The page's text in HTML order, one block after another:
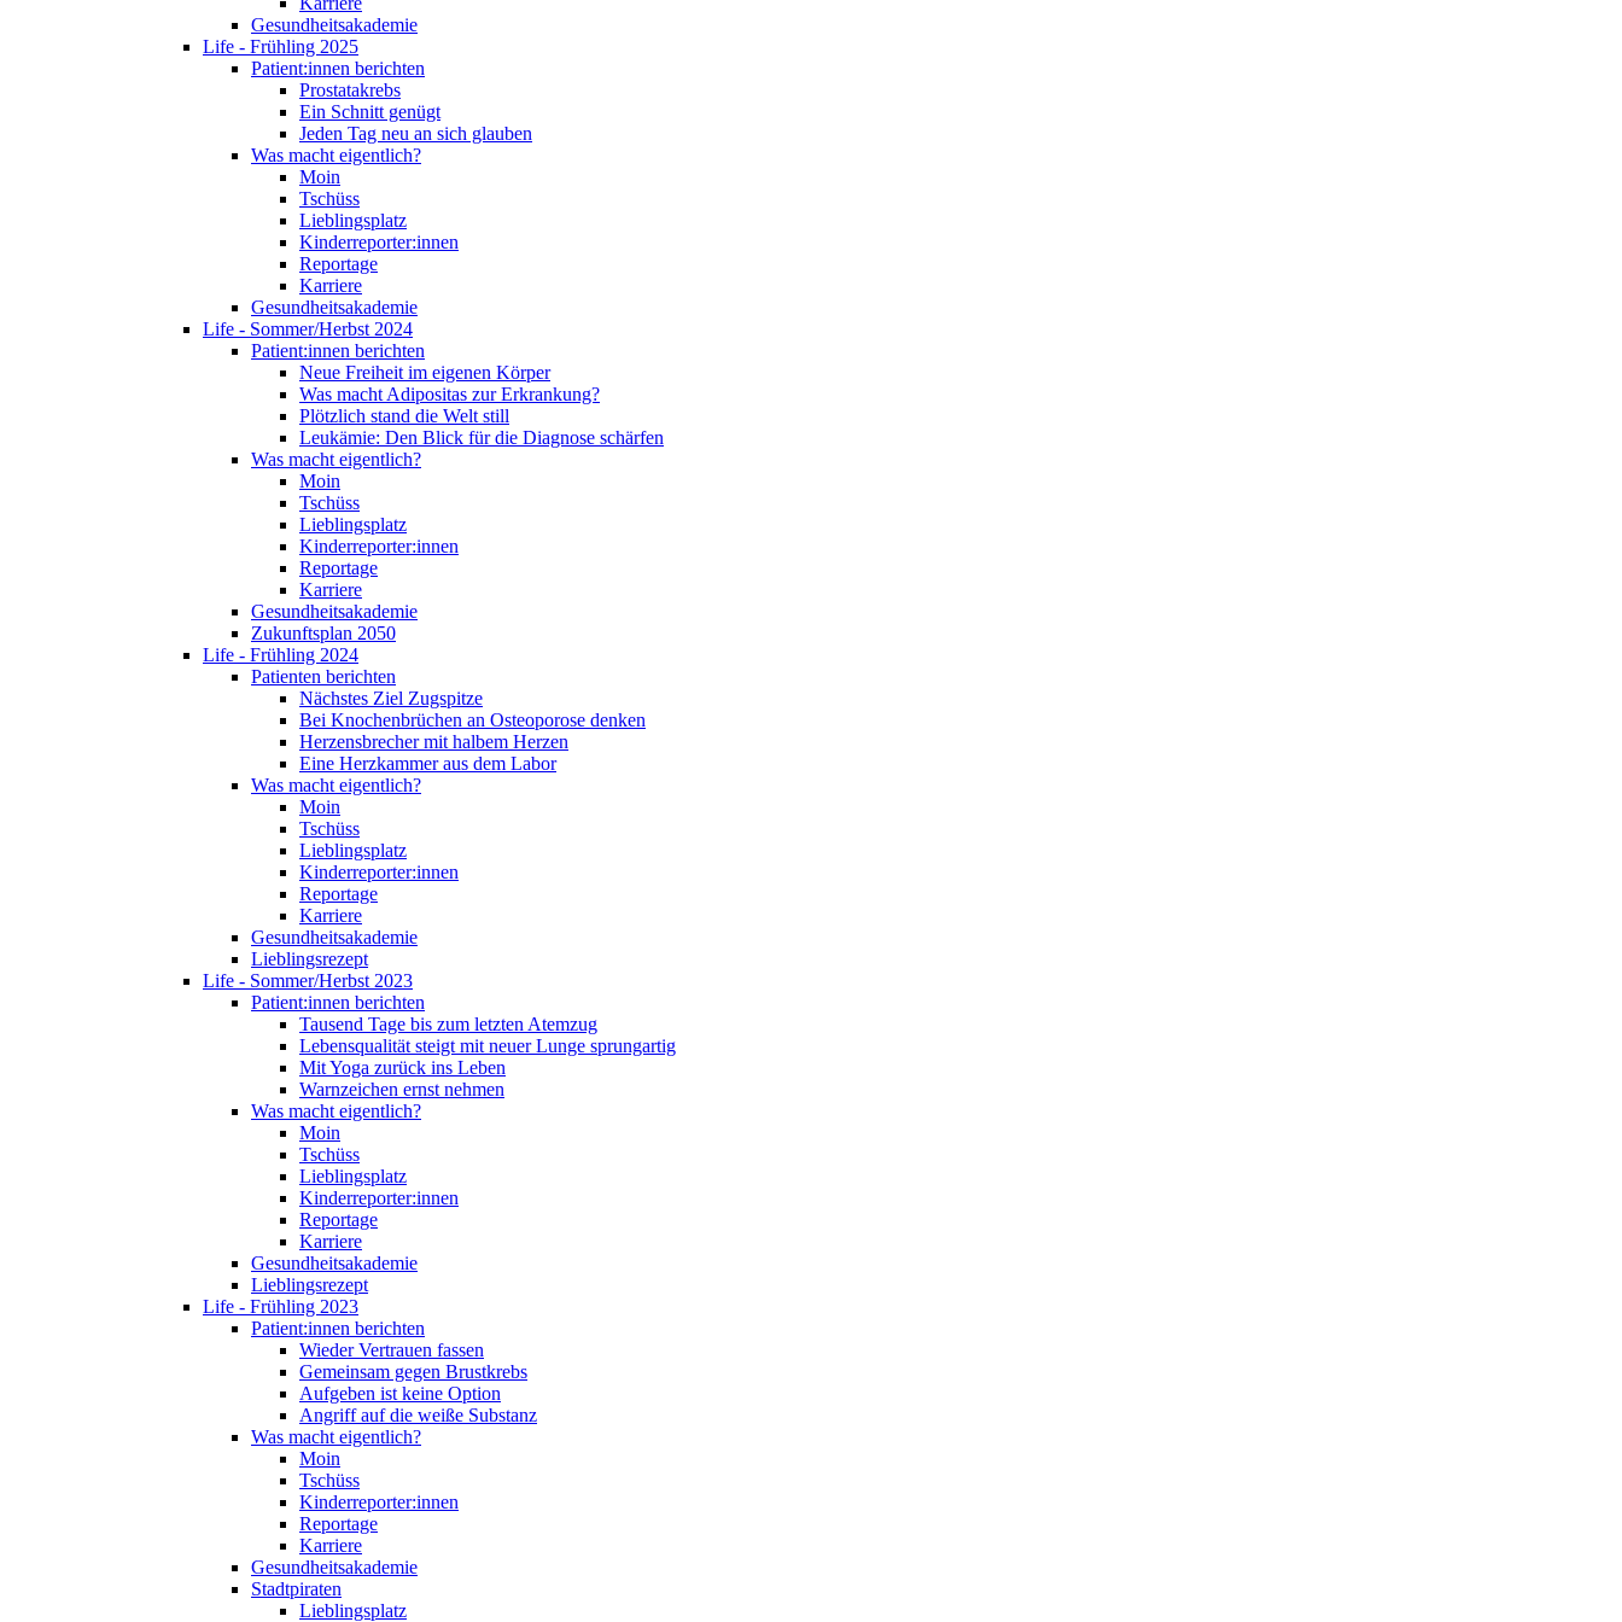
Gesundheitsakademie
Life - Frühling 2025
Patient:innen berichten
Prostatakrebs
Ein Schnitt genügt
Jeden Tag neu an sich glauben
Was macht eigentlich?
Moin
Tschüss
Lieblingsplatz
Kinderreporter:innen
Reportage
Karriere
Gesundheitsakademie
Life - Sommer/Herbst 2024
Patient:innen berichten
Neue Freiheit im eigenen Körper
Was macht Adipositas zur Erkrankung?
Plötzlich stand die Welt still
Leukämie: Den Blick für die Diagnose schärfen
Was macht eigentlich?
Moin
Tschüss
Lieblingsplatz
Kinderreporter:innen
Reportage
Karriere
Gesundheitsakademie
Zukunftsplan 2050
Life - Frühling 2024
Patienten berichten
Nächstes Ziel Zugspitze
Bei Knochenbrüchen an Osteoporose denken
Herzensbrecher mit halbem Herzen
Eine Herzkammer aus dem Labor
Was macht eigentlich?
Moin
Tschüss
Lieblingsplatz
Kinderreporter:innen
Reportage
Karriere
Gesundheitsakademie
Lieblingsrezept
Life - Sommer/Herbst 2023
Patient:innen berichten
Tausend Tage bis zum letzten Atemzug
Lebensqualität steigt mit neuer Lunge sprungartig
Mit Yoga zurück ins Leben
Warnzeichen ernst nehmen
Was macht eigentlich?
Moin
Tschüss
Lieblingsplatz
Kinderreporter:innen
Reportage
Karriere
Gesundheitsakademie
Lieblingsrezept
Life - Frühling 2023
Patient:innen berichten
Wieder Vertrauen fassen
Gemeinsam gegen Brustkrebs
Aufgeben ist keine Option
Angriff auf die weiße Substanz
Was macht eigentlich?
Moin
Tschüss
Kinderreporter:innen
Reportage
Karriere
Gesundheitsakademie
Stadtpiraten
Lieblingsplatz